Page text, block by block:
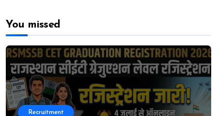
You missed
Recruitment